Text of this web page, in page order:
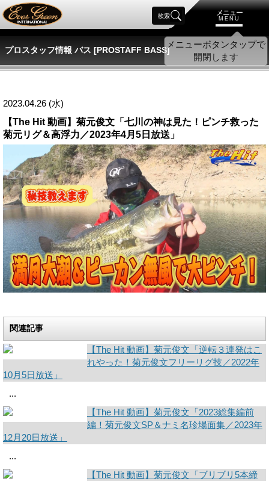
メニュー
MENU
検索
プロスタッフ情報 バス [PROSTAFF BASS]
2023.04.26 (水)
【The Hit 動画】菊元俊文「七川の神は見た！ピンチ救った
菊元リグ＆高浮力／2023年4月5日放送」
関連記事
【The Hit 動画】菊元俊文「逆転３連発はこ
れやった！菊元俊文フリーリグ技／2022年
10月5日放送」
...
【The Hit 動画】菊元俊文「2023総集編前
編！菊元俊文SP＆ナミ名珍場面集／2023年
12月20日放送」
...
【The Hit 動画】菊元俊文「ブリブリ5本締